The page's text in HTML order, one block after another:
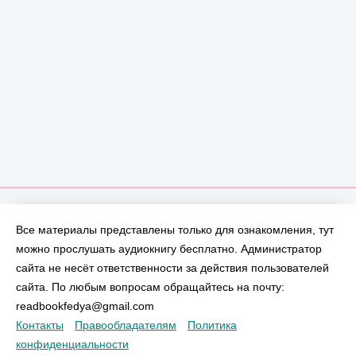
Все материалы представлены только для ознакомления, тут
можно прослушать аудиокнигу бесплатно. Администратор
сайта не несёт ответственности за действия пользователей
сайта. По любым вопросам обращайтесь на почту:
readbookfedya@gmail.com
Контакты
Правообладателям
Политика
конфиденциальности